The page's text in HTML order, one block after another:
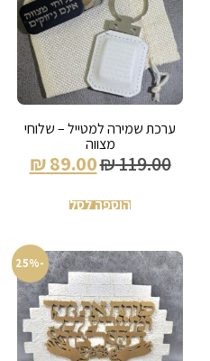
ערכת שמירה למטייל – שלוחי
מצווה
₪119.00
₪89.00
הוספה לסל
-25%